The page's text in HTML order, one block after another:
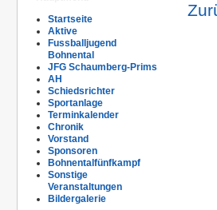
Startseite
Aktive
Fussballjugend
Bohnental
JFG Schaumberg-Prims
AH
Schiedsrichter
Sportanlage
Terminkalender
Chronik
Vorstand
Sponsoren
Bohnentalfünfkampf
Sonstige
Veranstaltungen
Bildergalerie